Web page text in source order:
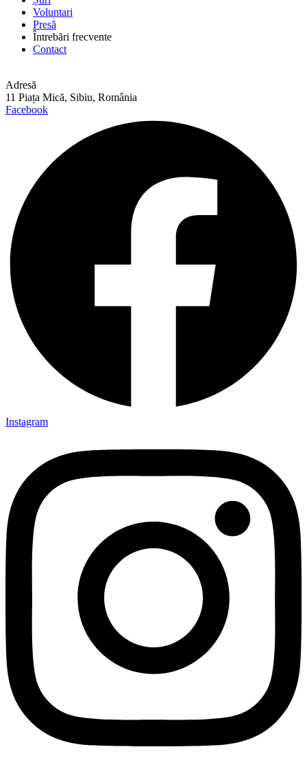
Voluntari
Presă
Întrebări frecvente
Contact
Adresă
11 Piața Mică, Sibiu, România
Facebook
Instagram